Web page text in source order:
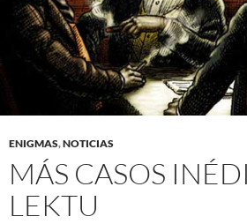
ENIGMAS,NOTICIAS
MÁS CASOS
LEKTU